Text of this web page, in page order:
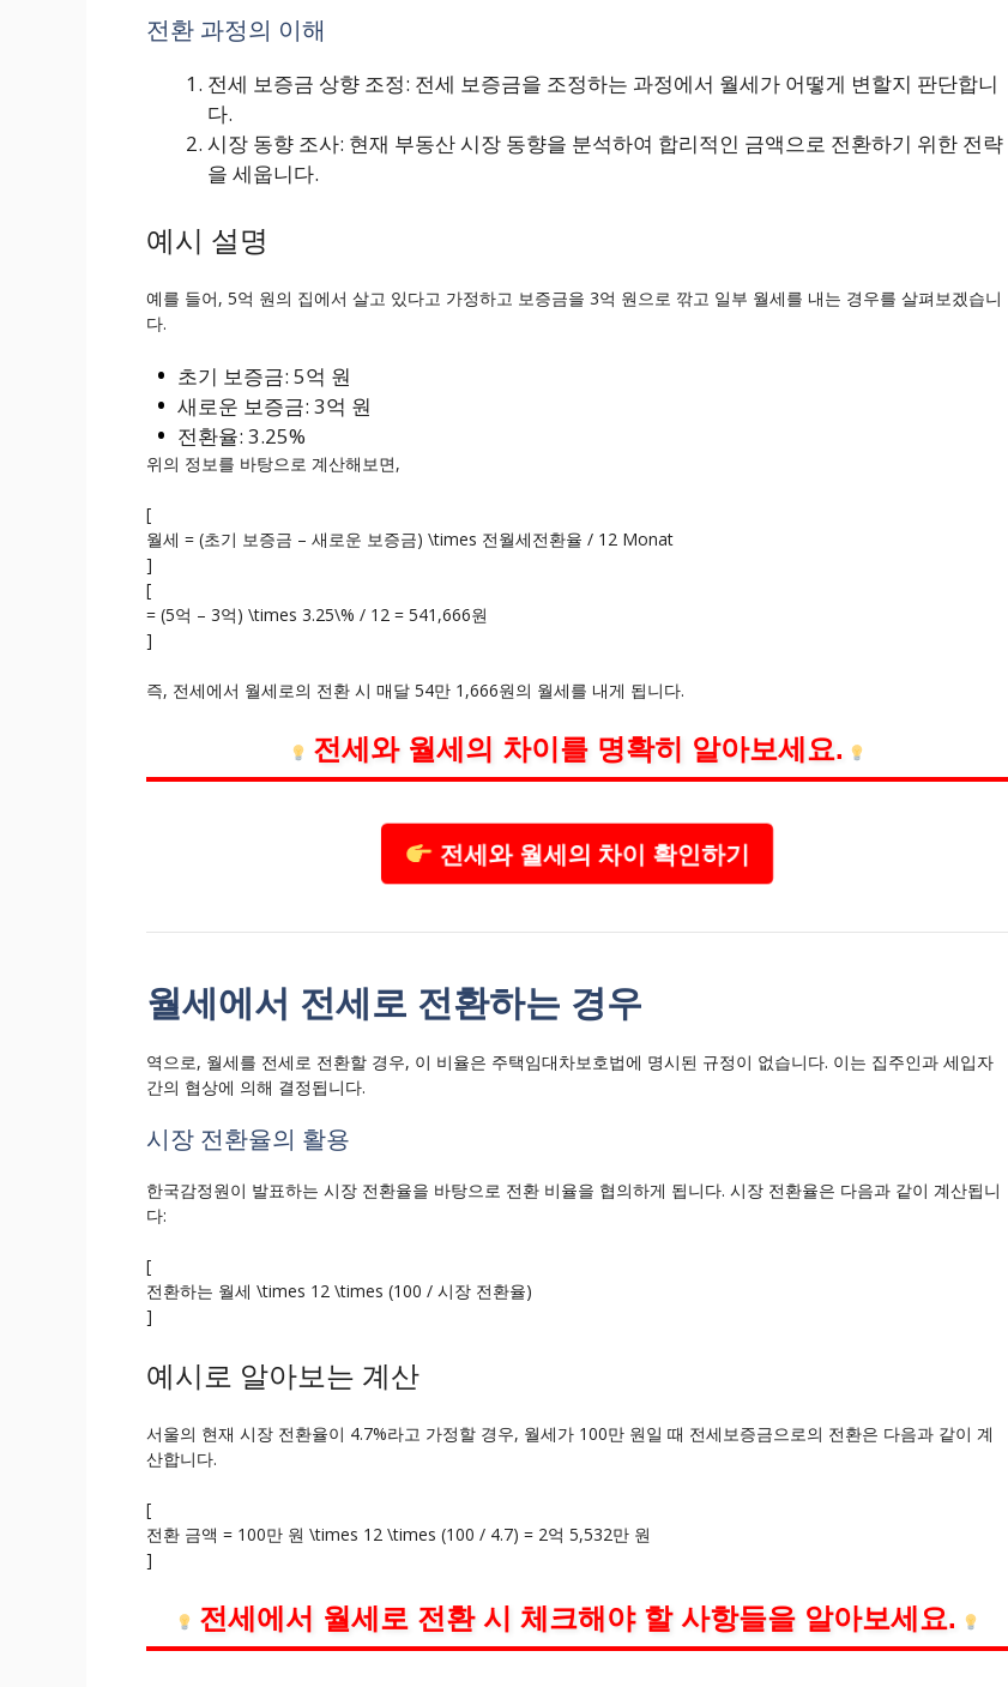
전환 과정의 이해
전세 보증금 상향 조정: 전세 보증금을 조정하는 과정에서 월세가 어떻게 변할지 판단합니
다.
시장 동향 조사: 현재 부동산 시장 동향을 분석하여 합리적인 금액으로 전환하기 위한 전략
을 세웁니다.
예시 설명
예를 들어, 5억 원의 집에서 살고 있다고 가정하고 보증금을 3억 원으로 깎고 일부 월세를 내는 경우를 살펴보겠습니
다.
초기 보증금: 5억 원
새로운 보증금: 3억 원
전환율: 3.25%
위의 정보를 바탕으로 계산해보면,
[
월세 = (초기 보증금 – 새로운 보증금) \times 전월세전환율 / 12 Monat
]
[
= (5억 – 3억) \times 3.25\% / 12 = 541,666원
]
즉, 전세에서 월세로의 전환 시 매달 54만 1,666원의 월세를 내게 됩니다.
전세와 월세의 차이를 명확히 알아보세요.
전세와 월세의 차이 확인하기
월세에서 전세로 전환하는 경우
역으로, 월세를 전세로 전환할 경우, 이 비율은 주택임대차보호법에 명시된 규정이 없습니다. 이는 집주인과 세입자
간의 협상에 의해 결정됩니다.
시장 전환율의 활용
한국감정원이 발표하는 시장 전환율을 바탕으로 전환 비율을 협의하게 됩니다. 시장 전환율은 다음과 같이 계산됩니
다:
[
전환하는 월세 \times 12 \times (100 / 시장 전환율)
]
예시로 알아보는 계산
서울의 현재 시장 전환율이 4.7%라고 가정할 경우, 월세가 100만 원일 때 전세보증금으로의 전환은 다음과 같이 계
산합니다.
[
전환 금액 = 100만 원 \times 12 \times (100 / 4.7) = 2억 5,532만 원
]
전세에서 월세로 전환 시 체크해야 할 사항들을 알아보세요.